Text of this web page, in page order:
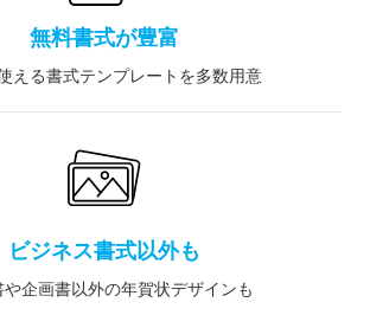
無料書式が豊富
える書式テンプレートを多数用意
ビジネス書式以外も
企画書以外の年賀状デザインも